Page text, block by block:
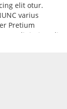
elit otur.
varius
Pretium
adipiscing elit